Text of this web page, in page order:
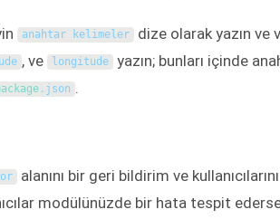
anahtar kelimeler dize olarak yazın ve
, ve longitude yazın; bunları içinde
. json .
alanını bir geri bildirim ve
modülünüzde bir hata tespit